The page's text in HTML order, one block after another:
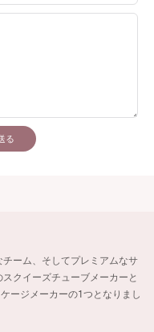
る
ーム、そしてプレミアムなサ
クイーズチューブメーカーと
ージメーカーの1つとなりまし